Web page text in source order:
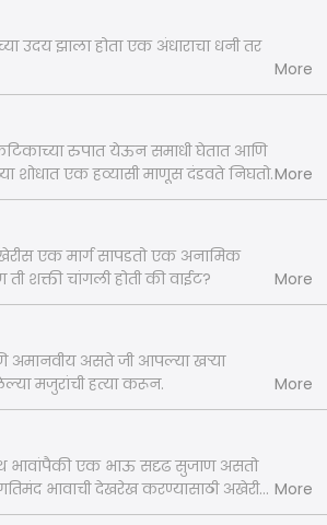
उदय झाला होता एक अंधाराचा धनी तर
More
रुपात येऊन समाधी घेतात आणि
शोधात एक हव्यासी माणूस दंडवते निघतो.More
एक मार्ग सापडतो एक अनामिक
शक्ती चांगली होती की वाईट?
More
अमानवीय असते जी आपल्या खऱ्या
मजुरांची हत्या करून.
More
भावांपैकी एक भाऊ सदृढ सुजाण असतो
भावाची देखरेख करण्यासाठी अखेरीस
घेऊन जायला येतो.
More